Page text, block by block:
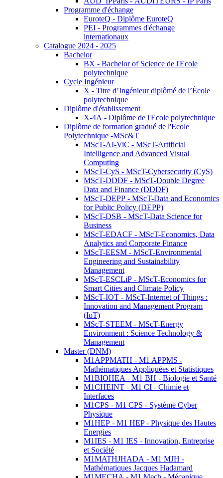
Programme d'échange
EuroteQ - Diplôme EuroteQ
PEI - Programmes d'échange
internationaux
Catalogue 2024 - 2025
Bachelor
BX - Bachelor of Science de l'Ecole
polytechnique
Cycle Ingénieur
X - Titre d’Ingénieur diplômé de l’École
polytechnique
Diplôme d'établissement
X-4A - Diplôme de l'Ecole polytechnique
Diplôme de formation gradué de l'Ecole
Polytechnique -MSc&T
MScT-AI-ViC - MScT-Artificial
Intelligence and Advanced Visual
Computing
MScT-CyS - MScT-Cybersecurity (CyS)
MScT-DDDF - MScT-Double Degree
Data and Finance (DDDF)
MScT-DEPP - MScT-Data and Economics
for Public Policy (DEPP)
MScT-DSB - MScT-Data Science for
Business
MScT-EDACF - MScT-Economics, Data
Analytics and Corporate Finance
MScT-EESM - MScT-Environmental
Engineering and Sustainability
Management
MScT-ESCLiP - MScT-Economics for
Smart Cities and Climate Policy
MScT-IOT - MScT-Internet of Things :
Innovation and Management Program
(IoT)
MScT-STEEM - MScT-Energy
Environment : Science Technology &
Management
Master (DNM)
M1APPMATH - M1 APPMS -
Mathématiques Appliquées et Statistiques
M1BIOHEA - M1 BH - Biologie et Santé
M1CHEINT - M1 CI - Chimie et
Interfaces
M1CPS - M1 CPS - Système Cyber
Physique
M1HEP - M1 HEP - Physique des Hautes
Energies
M1IES - M1 IES - Innovation, Entreprise
et Société
M1MATHJHADA - M1 MJH -
Mathématiques Jacques Hadamard